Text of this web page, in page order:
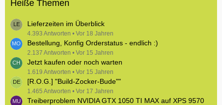
Heiße Themen
Lieferzeiten im Überblick
4.393 Antworten Vor 18 Jahren
Bestellung, Konfig Orderstatus - endlich :)
2.137 Antworten Vor 15 Jahren
Jetzt kaufen oder noch warten
1.619 Antworten Vor 15 Jahren
[R.O.G.] "Build-Zocker-Bude""
1.465 Antworten Vor 17 Jahren
Treiberproblem NVIDIA GTX 1050 TI MAX auf XPS 9570